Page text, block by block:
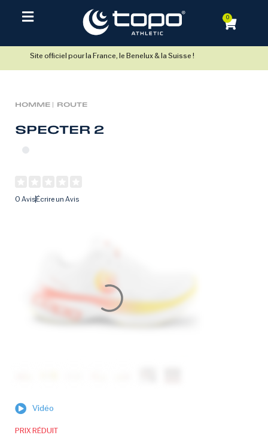
0
Site officiel pour la France, le Benelux & la Suisse !
HOMME | ROUTE
SPECTER 2
0 AvisÉcrire un Avis
Vidéo
PRIX RÉDUIT